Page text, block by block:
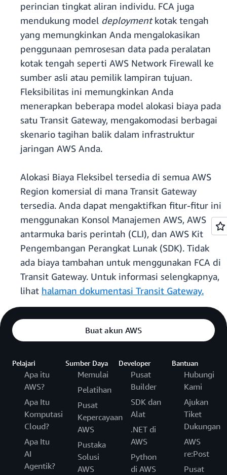
perincian tingkat aliran individu. FCA juga
mendukung model deploymentkotak tengah
yang memungkinkan Anda mengalokasikan
penggunaan pemrosesan data pada peralatan
kotak tengah seperti AWS Network Firewall ke
sumber asli atau pemilik lampiran tujuan.
Fleksibilitas ini memungkinkan Anda
menerapkan beberapa model alokasi biaya pada
satu Transit Gateway, mengakomodasi berbagai
skenario tagihan balik dalam infrastruktur
jaringan AWS Anda.
Alokasi Biaya Fleksibel tersedia di semua AWS
Region komersial di mana Transit Gateway
tersedia. Anda dapat mengaktifkan fitur-fitur ini
menggunakan Konsol Manajemen AWS, AWS
antarmuka baris perintah (CLI), dan AWS Kit
Pengembangan Perangkat Lunak (SDK). Tidak
ada biaya tambahan untuk menggunakan FCA di
Transit Gateway. Untuk informasi selengkapnya,
lihat halaman dokumentasi Transit Gateway.
Buat akun AWS
Pelajari
Apa itu
AWS?
Apa Itu
Komputasi
Cloud?
Apa Itu
AI
Agentik?
Sumber Daya
Memulai
Pelatihan
Pusat
Kepercayaan
AWS
Pustaka
Solusi
AWS
Developer
Pusat
Builder
SDK dan
Alat
.NET di
AWS
Python
di AWS
Bantuan
Hubungi
Kami
Ajukan
Tiket
Dukungan
AWS
re:Post
Pusat